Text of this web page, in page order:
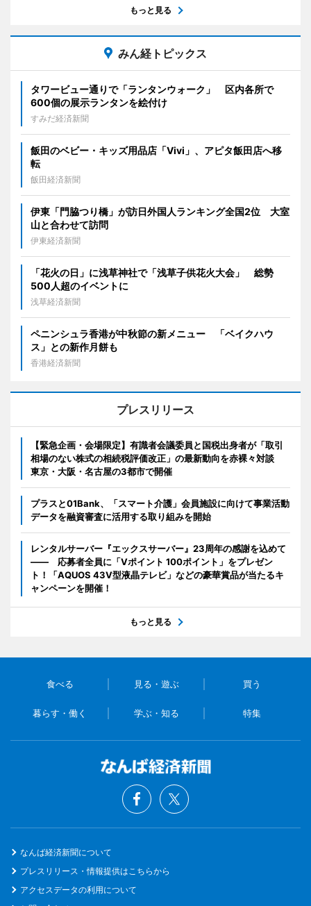
もっと見る
みん経トピックス
タワービュー通りで「ランタンウォーク」 区内各所で
600個の展示ランタンを絵付け
すみだ経済新聞
飯田のベビー・キッズ用品店「Vivi」、アピタ飯田店へ移
転
飯田経済新聞
伊東「門脇つり橋」が訪日外国人ランキング全国2位 大室
山と合わせて訪問
伊東経済新聞
「花火の日」に浅草神社で「浅草子供花火大会」 総勢
500人超のイベントに
浅草経済新聞
ペニンシュラ香港が中秋節の新メニュー 「ベイクハウ
ス」との新作月餅も
香港経済新聞
プレスリリース
【緊急企画・会場限定】有識者会議委員と国税出身者が「取引
相場のない株式の相続税評価改正」の最新動向を赤裸々対談
東京・大阪・名古屋の3都市で開催
プラスと01Bank、「スマート介護」会員施設に向けて事業活動
データを融資審査に活用する取り組みを開始
レンタルサーバー『エックスサーバー』23周年の感謝を込めて
―― 応募者全員に「Vポイント 100ポイント」をプレゼン
ト！「AQUOS 43V型液晶テレビ」などの豪華賞品が当たるキ
ャンペーンを開催！
もっと見る
食べる 見る・遊ぶ 買う
暮らす・働く 学ぶ・知る 特集
なんば経済新聞について
プレスリリース・情報提供はこちらから
アクセスデータの利用について